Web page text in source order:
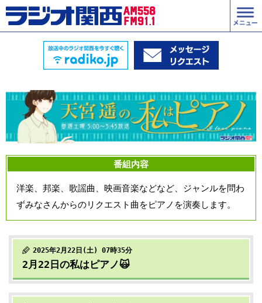
番組内容
洋楽、邦楽、歌謡曲、映画音楽などなど、ジャンルを問わ
ずみなさんからのリクエスト曲をピアノを演奏します。
2025年2月22日(土) 07時35分
2月22日の私はピアノ🙀